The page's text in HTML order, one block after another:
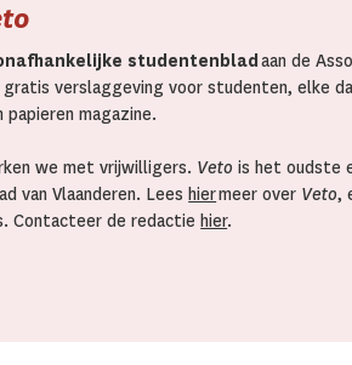
studentenbladaan de
verslaggeving voor studenten, elke
papieren magazine.
we met vrijwilligers. Veto is het oudste
van Vlaanderen. Leeshiermeer over Veto,
Contacteer de redactiehier.